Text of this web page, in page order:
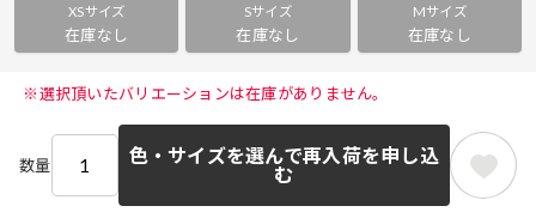
XSサイズ
在庫なし
Sサイズ
在庫なし
Mサイズ
在庫なし
※選択頂いたバリエーションは在庫がありません。
数量
色・サイズを選んで再入荷を申し込
む